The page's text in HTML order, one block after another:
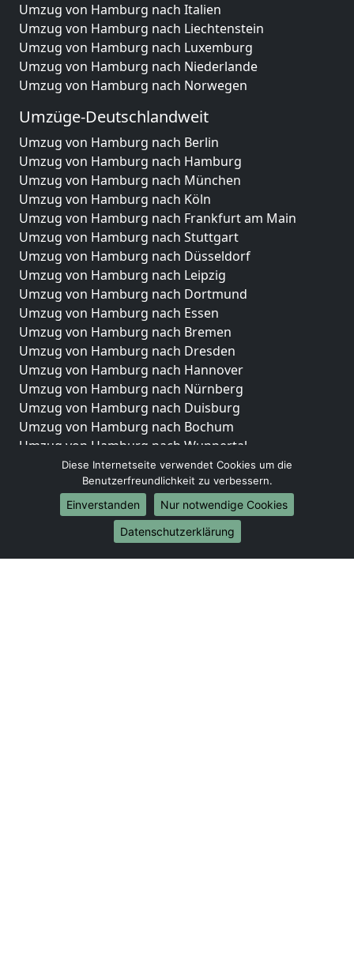
Umzug von Hamburg nach Italien
Umzug von Hamburg nach Liechtenstein
Umzug von Hamburg nach Luxemburg
Umzug von Hamburg nach Niederlande
Umzug von Hamburg nach Norwegen
Umzüge-Deutschlandweit
Umzug von Hamburg nach Berlin
Umzug von Hamburg nach Hamburg
Umzug von Hamburg nach München
Umzug von Hamburg nach Köln
Umzug von Hamburg nach Frankfurt am Main
Umzug von Hamburg nach Stuttgart
Umzug von Hamburg nach Düsseldorf
Umzug von Hamburg nach Leipzig
Umzug von Hamburg nach Dortmund
Umzug von Hamburg nach Essen
Umzug von Hamburg nach Bremen
Umzug von Hamburg nach Dresden
Umzug von Hamburg nach Hannover
Umzug von Hamburg nach Nürnberg
Umzug von Hamburg nach Duisburg
Umzug von Hamburg nach Bochum
Umzug von Hamburg nach Wuppertal
Umzug von Hamburg nach Bielefeld
Umzug von Hamburg nach Bonn
Umzug von Hamburg nach Münster
Internationale-Umzüge
Umzug von Hamburg nach Brasilien
Diese Internetseite verwendet Cookies um die
Benutzerfreundlichkeit zu verbessern.
Einverstanden
Nur notwendige Cookies
Datenschutzerklärung